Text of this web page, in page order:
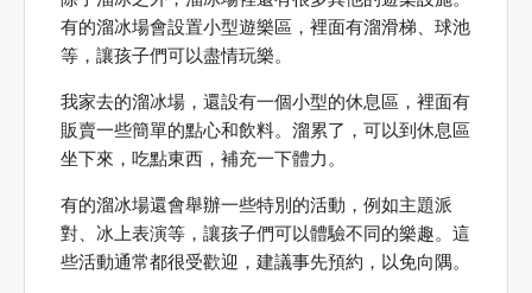
有的溜冰場會設置小型遊樂區，裡面有溜滑梯、球池
等，讓孩子們可以盡情玩樂。
我家去的溜冰場，還設有一個小型的休息區，裡面有
販賣一些簡單的點心和飲料。溜累了，可以到休息區
坐下來，吃點東西，補充一下體力。
有的溜冰場還會舉辦一些特別的活動，例如主題派
對、冰上表演等，讓孩子們可以體驗不同的樂趣。這
些活動通常都很受歡迎，建議事先預約，以免向隅。